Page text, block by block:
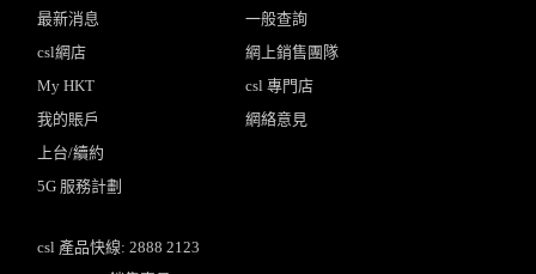
最新消息
csl網店
My HKT
我的賬戶
上台/續約
5G 服務計劃
一般查詢
網上銷售團隊
csl 專門店
網絡意見
csl 產品快線: 2888 2123